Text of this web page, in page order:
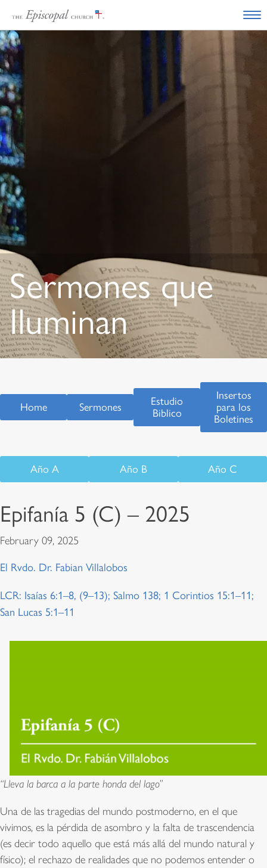
Sermones que
Iluminan
Home Sermones
Estudio
Biblico
Insertos
para los
Boletines
Año A Año B Año C
Epifanía 5 (C) – 2025
February 09, 2025
El Rvdo. Dr. Fabian Villalobos
LCR: Isaías 6:1–8, (9–13); Salmo 138; 1 Corintios 15:1–11;
San Lucas 5:1–11
“Lleva la barca a la parte honda del lago”
Una de las tragedias del mundo postmoderno, en el que
vivimos, es la pérdida de asombro y la falta de trascendencia
(es decir todo aquello que está más allá del mundo natural y
físico); el rechazo de realidades que no podemos entender o